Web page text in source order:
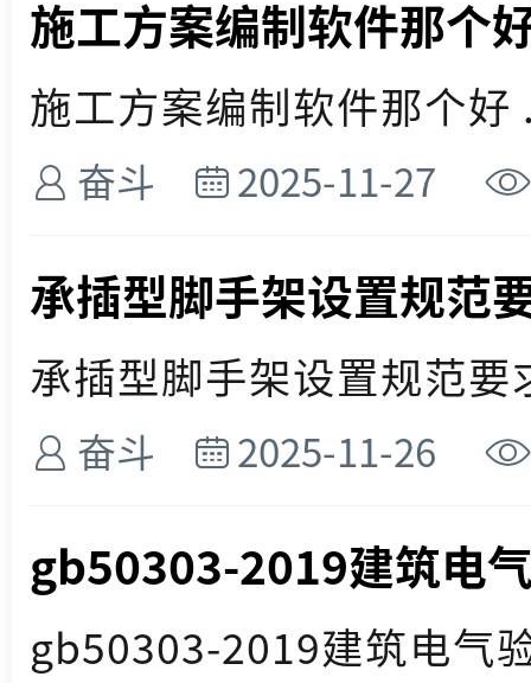
施工方案编制软件那个
施工方案编制软件那个好
奋斗 2025-11-27
承插型脚手架设置规范
承插型脚手架设置规范要
奋斗 2025-11-26
gb50303-2019建筑电
gb50303-2019建筑电气